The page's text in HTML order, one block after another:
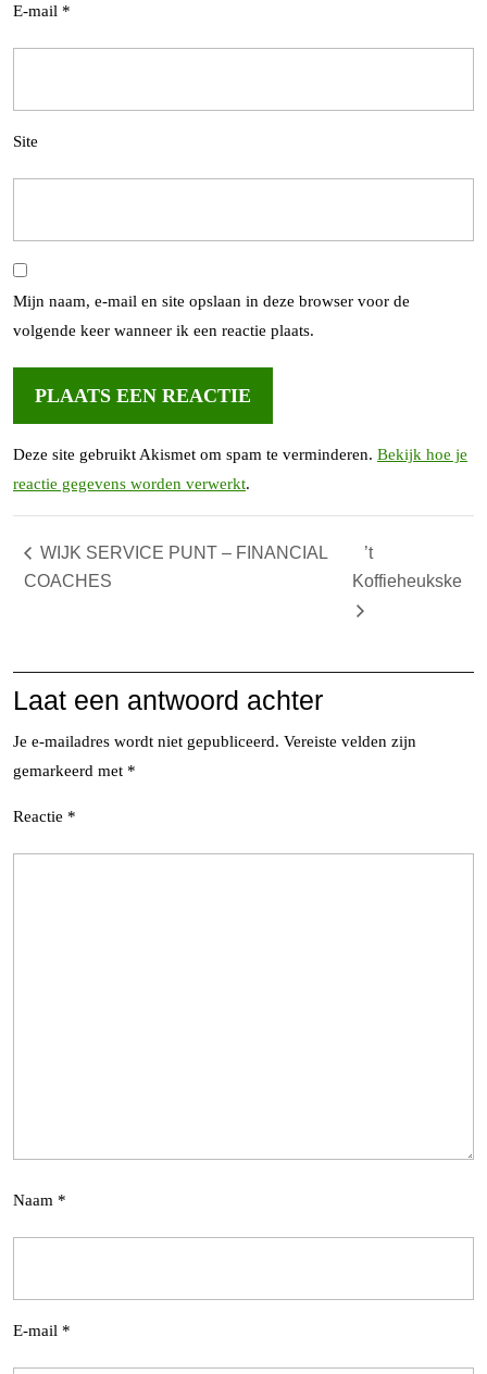
E-mail *
Site
Mijn naam, e-mail en site opslaan in deze browser voor de
volgende keer wanneer ik een reactie plaats.
Deze site gebruikt Akismet om spam te verminderen. Bekijk hoe je
reactie gegevens worden verwerkt.
WIJK SERVICE PUNT – FINANCIAL
COACHES
’t
Koffieheukske
Laat een antwoord achter
Je e-mailadres wordt niet gepubliceerd. Vereiste velden zijn
gemarkeerd met *
Reactie *
Naam *
E-mail *